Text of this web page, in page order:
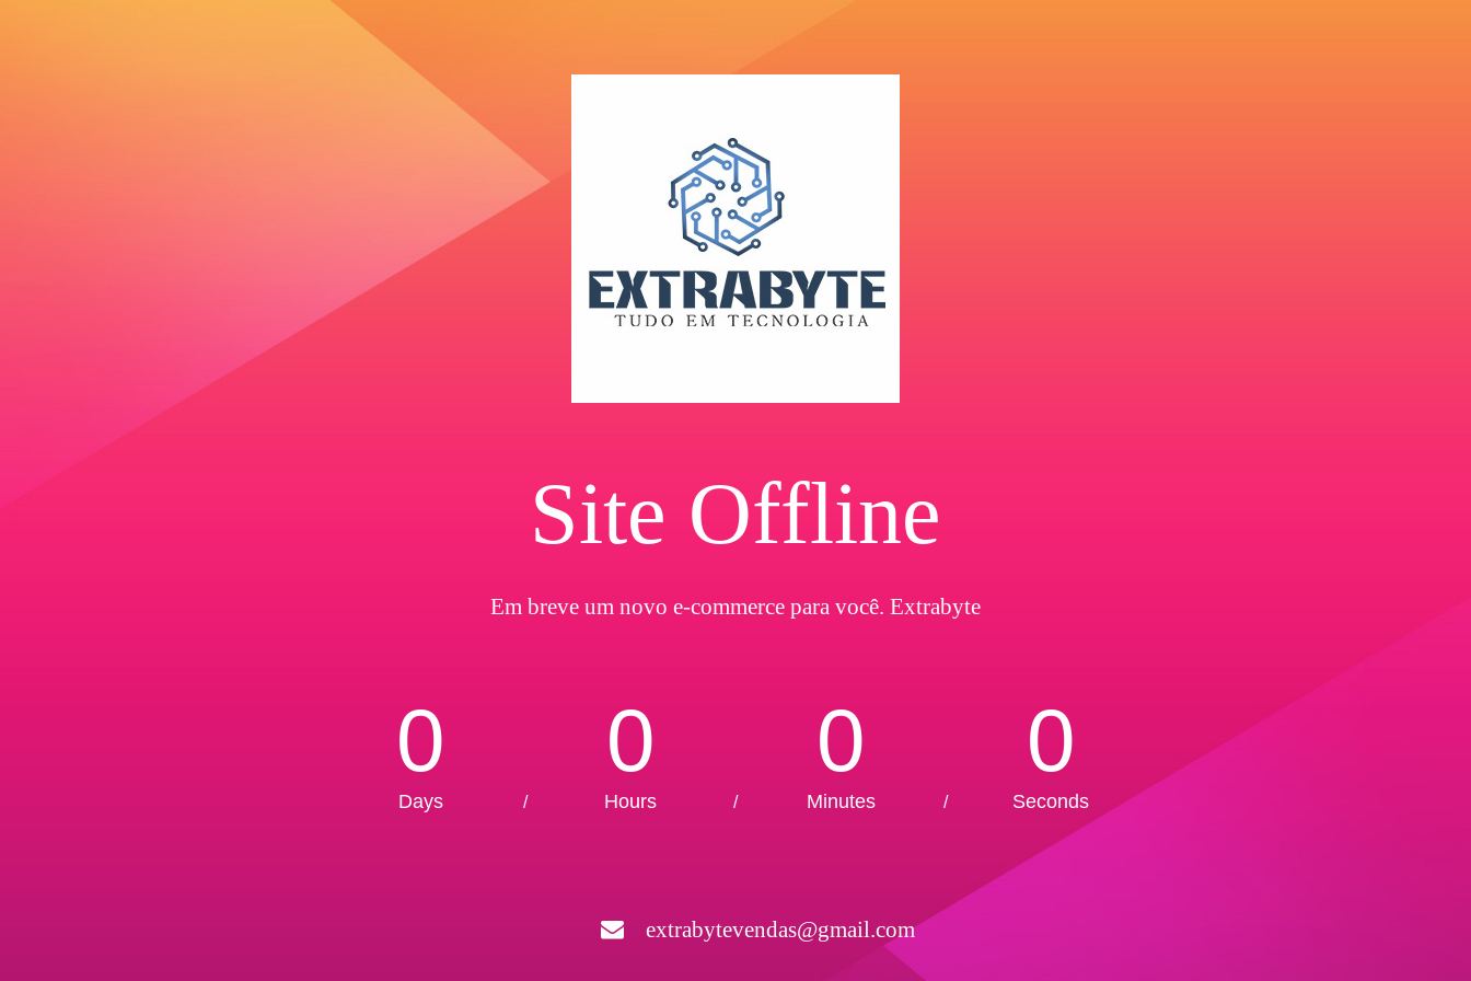
Site Offline
Em breve um novo e-commerce para você. Extrabyte
0
Days /
0
Hours /
0
Minutes /
0
Seconds
extrabytevendas@gmail.com